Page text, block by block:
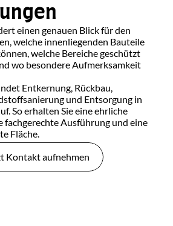
einen genauen Blick für den
welche innenliegenden Bauteile
welche Bereiche geschützt
wo besondere Aufmerksamkeit
Entkernung, Rückbau,
und Entsorgung in
So erhalten Sie eine ehrliche
fachgerechte Ausführung und eine
Fläche.
Kontakt aufnehmen